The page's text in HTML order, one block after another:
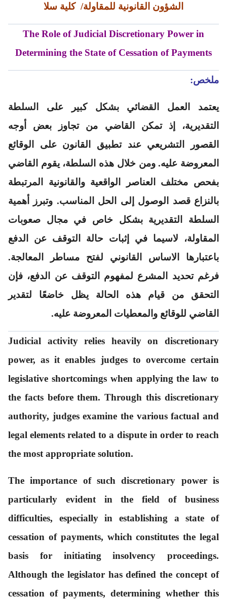
الشؤون القانونية للمقاولة/ كلية سلا
The Role of Judicial Discretionary Power in
Determining the State of Cessation of Payments
ملخص:
يعتمد العمل القضائي بشكل كبير على السلطة
التقديرية، إذ تمكن القاضي من تجاوز بعض أوجه
القصور التشريعي عند تطبيق القانون على الوقائع
المعروضة عليه. ومن خلال هذه السلطة، يقوم القاضي
بفحص مختلف العناصر الواقعية والقانونية المرتبطة
بالنزاع قصد الوصول إلى الحل المناسب. وتبرز أهمية
السلطة التقديرية بشكل خاص في مجال صعوبات
المقاولة، لاسيما في إثبات حالة التوقف عن الدفع
باعتبارها الاساس القانوني لفتح مساطر المعالجة.
فرغم تحديد المشرع لمفهوم التوقف عن الدفع، فإن
التحقق من قيام هذه الحالة يظل خاضعًا لتقدير
القاضي للوقائع والمعطيات المعروضة عليه.
Judicial activity relies heavily on discretionary
power, as it enables judges to overcome certain
legislative shortcomings when applying the law to
the facts before them. Through this discretionary
authority, judges examine the various factual and
legal elements related to a dispute in order to reach
the most appropriate solution.
The importance of such discretionary power is
particularly evident in the field of business
difficulties, especially in establishing a state of
cessation of payments, which constitutes the legal
basis for initiating insolvency proceedings.
Although the legislator has defined the concept of
cessation of payments, determining whether this